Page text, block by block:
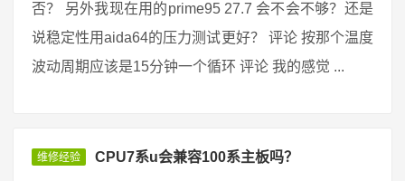
否？ 另外我现在用的prime95 27.7 会不会不够？还是
说稳定性用aida64的压力测试更好？ 评论 按那个温度
波动周期应该是15分钟一个循环 评论 我的感觉 ...
维修经验 CPU7系u会兼容100系主板吗？